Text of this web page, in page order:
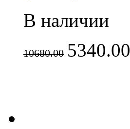
В наличии
10680.00 5340.00